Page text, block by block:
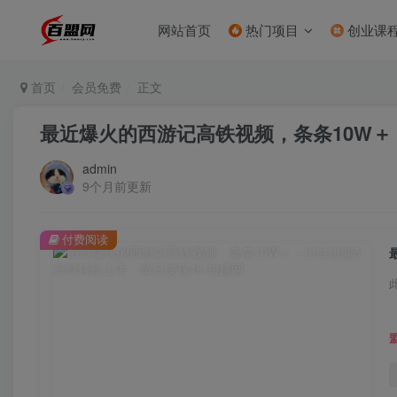
网站首页 热门项目 创业课
首页 会员免费 正文
最近爆火的西游记高铁视频，条条10W
admin
9个月前更新
付费阅读